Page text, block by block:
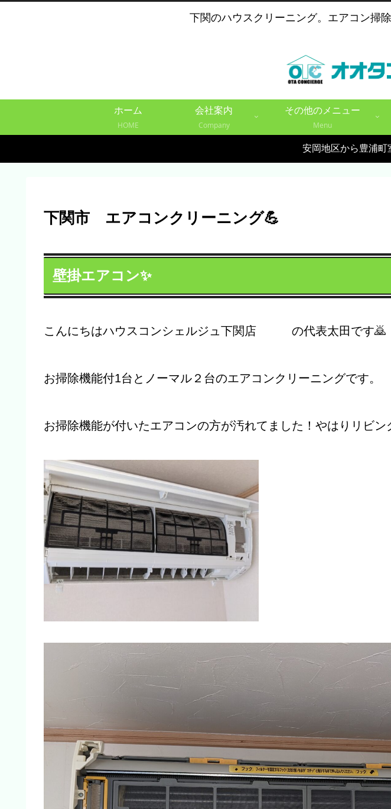
下関のハウスクリーニング。エアコン掃
ホーム
HOME
会社案内
Company
その他のメニュー
Menu
安岡地区から豊浦町
下関市 エアコンクリーニング💪
壁掛エアコン✨
こんにちはハウスコンシェルジュ下関店 の代表太田です🙇
お掃除機能付1台とノーマル２台のエアコンクリーニングです。
お掃除機能が付いたエアコンの方が汚れてました！やはりリビン